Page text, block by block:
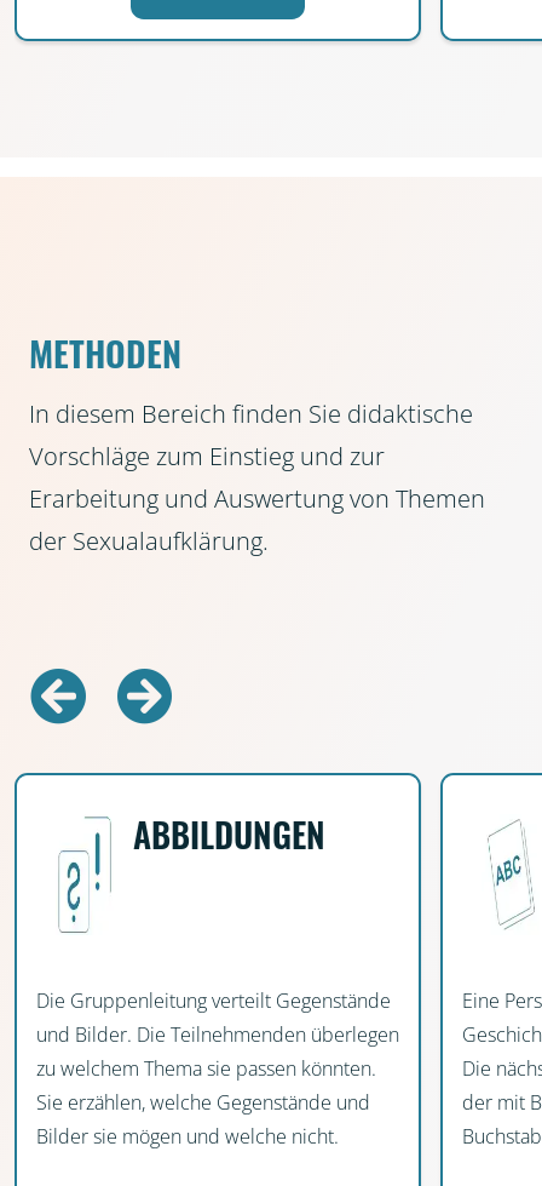
METHODEN
In diesem Bereich finden Sie didaktische
Vorschläge zum Einstieg und zur
Erarbeitung und Auswertung von Themen
der Sexualaufklärung.
Zurück
ABBILDUNGEN
Die Gruppenleitung verteilt Gegenstände
und Bilder. Die Teilnehmenden überlegen
zu welchem Thema sie passen könnten.
Sie erzählen, welche Gegenstände und
Bilder sie mögen und welche nicht.
Eine
Die
der mit